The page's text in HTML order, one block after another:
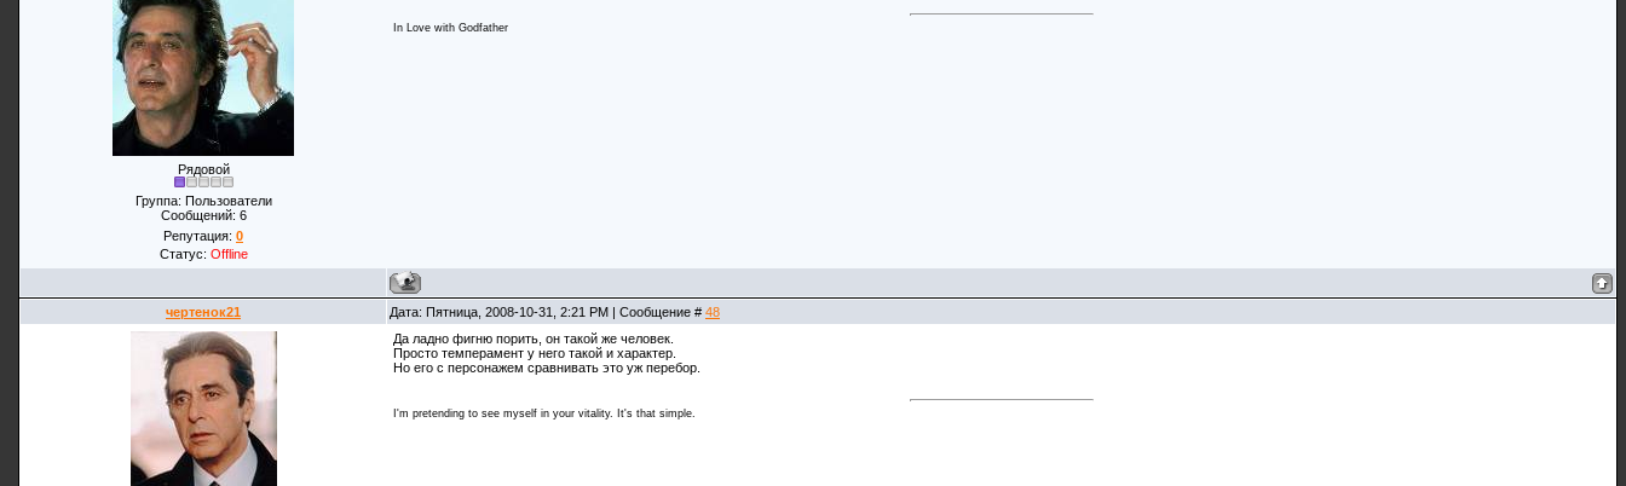
Рядовой
Группа: Пользователи
Сообщений: 6
Репутация: 0
Статус: Offline
In Love with Godfather
чертенок21 Дата: Пятница, 2008-10-31, 2:21 PM | Сообщение # 48
Да ладно фигню порить, он такой же человек.
Просто темперамент у него такой и характер.
Но его с персонажем сравнивать это уж перебор.
I'm pretending to see myself in your vitality. It's that simple.